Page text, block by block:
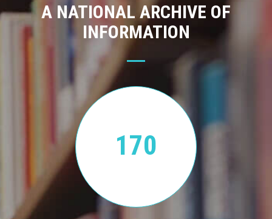
A NATIONAL ARCHIVE OF
INFORMATION
170